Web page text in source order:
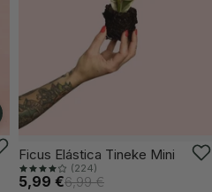
VUELVE PRONTO
Ficus Elástica Tineke Mini
(224)
5,99 €6,99 €